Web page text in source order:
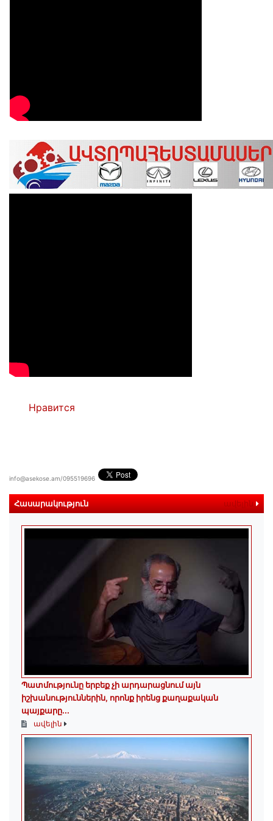
Нравится
info@asekose.am/095519696
Հասարակություն ավելին
Պատմությունը երբեք չի արդարացնում այն
իշխանություններին, որոնք իրենց քաղաքական
պայքարը...
ավելին